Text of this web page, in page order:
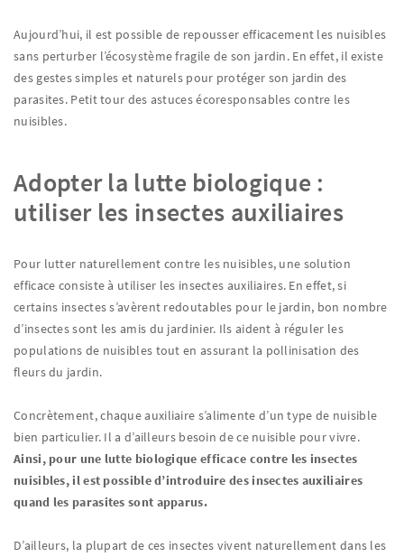
Aujourd’hui, il est possible de repousser efficacement les nuisibles
sans perturber l’écosystème fragile de son jardin. En effet, il existe
des gestes simples et naturels pour protéger son jardin des
parasites. Petit tour des astuces écoresponsables contre les
nuisibles.
Adopter la lutte biologique :
utiliser les insectes auxiliaires
Pour lutter naturellement contre les nuisibles, une solution
efficace consiste à utiliser les insectes auxiliaires. En effet, si
certains insectes s’avèrent redoutables pour le jardin, bon nombre
d’insectes sont les amis du jardinier. Ils aident à réguler les
populations de nuisibles tout en assurant la pollinisation des
fleurs du jardin.
Concrètement, chaque auxiliaire s’alimente d’un type de nuisible
bien particulier. Il a d’ailleurs besoin de ce nuisible pour vivre.
Ainsi, pour une lutte biologique efficace contre les insectes
nuisibles, il est possible d’introduire des insectes auxiliaires
quand les parasites sont apparus.
D’ailleurs, la plupart de ces insectes vivent naturellement dans les